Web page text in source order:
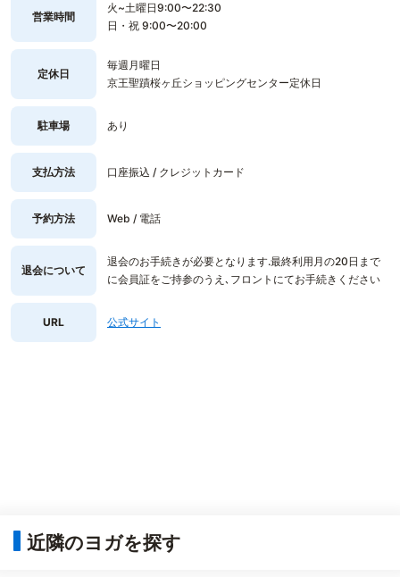
営業時間
火~土曜日9:00〜22:30
日・祝 9:00〜20:00
定休日
毎週月曜日
京王聖蹟桜ヶ丘ショッピングセンター定休日
駐車場 あり
支払方法 口座振込 / クレジットカード
予約方法 Web / 電話
退会について
退会のお手続きが必要となります.最終利用月の20日まで
に会員証をご持参のうえ､フロントにてお手続きください
URL 公式サイト
近隣のヨガを探す